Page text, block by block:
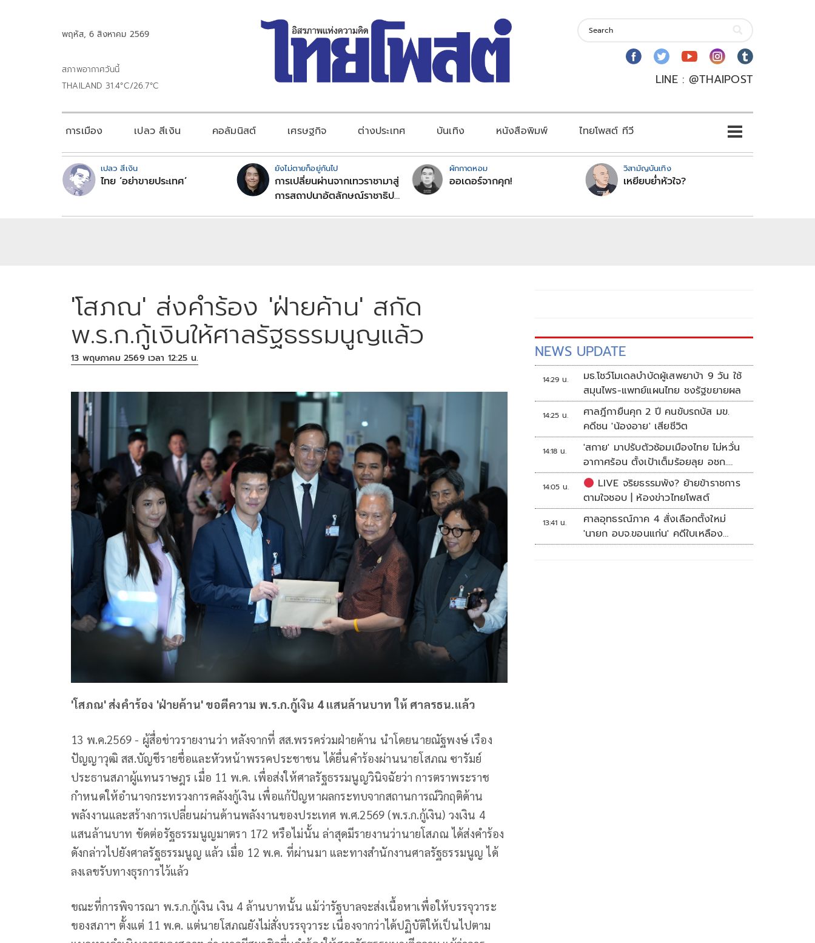
พฤหัส, 6 สิงหาคม 2569
สภาพอากาศวันนี้
THAILAND 31.4°C/26.7°C
LINE : @THAIPOST
การเมือง เปลว สีเงิน คอลัมนิสต์ เศรษฐกิจ ต่างประเทศ บันเทิง หนังสือพิมพ์ ไทยโพสต์ ทีวี
เปลว สีเงิน
ไทย ‘อย่าขายประเทศ’
ยังไม่ตายก็อยู่กันไป
การเปลี่ยนผ่านจากเทวราชามาสู่
การสถาปนาอัตลักษณ์ราชาธิป
ผักกาดหอม
ออเดอร์จากคุก!
วิสามัญบันเทิง
เหยียบย่ำหัวใจ?
'โสภณ' ส่งคำร้อง 'ฝ่ายค้าน' สกัด
พ.ร.ก.กู้เงินให้ศาลรัฐธรรมนูญแล้ว
13 พฤษภาคม 2569 เวลา 12:25 น.
'โสภณ' ส่งคำร้อง 'ฝ่ายค้าน' ขอตีความ พ.ร.ก.กู้เงิน 4 แสนล้านบาท ให้ ศาลรธน.แล้ว
13 พ.ค.2569 - ผู้สื่อข่าวรายงานว่า หลังจากที่ สส.พรรคร่วมฝ่ายค้าน นำโดยนายณัฐพงษ์ เรือง
ปัญญาวุฒิ สส.บัญชีรายชื่อและหัวหน้าพรรคประชาชน ได้ยื่นคำร้องผ่านนายโสภณ ซารัมย์
ประธานสภาผู้แทนราษฎร เมื่อ 11 พ.ค. เพื่อส่งให้ศาลรัฐธรรมนูญวินิจฉัยว่า การตราพระราช
กำหนดให้อำนาจกระทรวงการคลังงกู้เงิน เพื่อแก้ปัญหาผลกระทบจากสถานการณ์วิกฤติด้าน
พลังงานและสร้างการเปลี่ยนผ่านด้านพลังงานของประเทศ พ.ศ.2569 (พ.ร.ก.กู้เงิน) วงเงิน 4
แสนล้านบาท ขัดต่อรัฐธรรมนูญมาตรา 172 หรือไม่นั้น ล่าสุดมีรายงานว่านายโสภณ ได้ส่งคำร้อง
ดังกล่าวไปยังศาลรัฐธรรมนูญ แล้ว เมื่อ 12 พ.ค. ที่ผ่านมา และทางสำนักงานศาลรัฐธรรมนูญ ได้
ลงเลขรับทางธุรการไว้แล้ว
ขณะที่การพิจารณา พ.ร.ก.กู้เงิน เงิน 4 ล้านบาทนั้น แม้ว่ารัฐบาลจะส่งเนื้อหาเพื่อให้บรรจุวาระ
ของสภาฯ ตั้งแต่ 11 พ.ค. แต่นายโสภณยังไม่สั่งบรรจุวาระ เนื่องจากว่าได้ปฏิบัติให้เป็นไปตาม
NEWS UPDATE
14:29 น.
มธ.โชว์โมเดลบำบัดผู้เสพยาบ้า 9 วัน ใช้
สมุนไพร-แพทย์แผนไทย ชงรัฐขยายผล
14:25 น.
ศาลฎีกายืนคุก 2 ปี คนขับรถบัส มข.
คดีชน 'น้องอาย' เสียชีวิต
14:18 น.
'สกาย' มาปรับตัวซ้อมเมืองไทย ไม่หวั่น
อากาศร้อน ตั้งเป้าเต็มร้อยลุย อชก.
2026
14:05 น.
LIVE จริยธรรมพัง? ย้ายข้าราชการ
ตามใจชอบ | ห้องข่าวไทยโพสต์
13:41 น.
ศาลอุทธรณ์ภาค 4 สั่งเลือกตั้งใหม่
'นายก อบจ.ขอนแก่น' คดีใบเหลือง
'วัฒนา ช่างเหลา'